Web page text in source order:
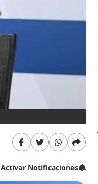
Activar Notificaciones